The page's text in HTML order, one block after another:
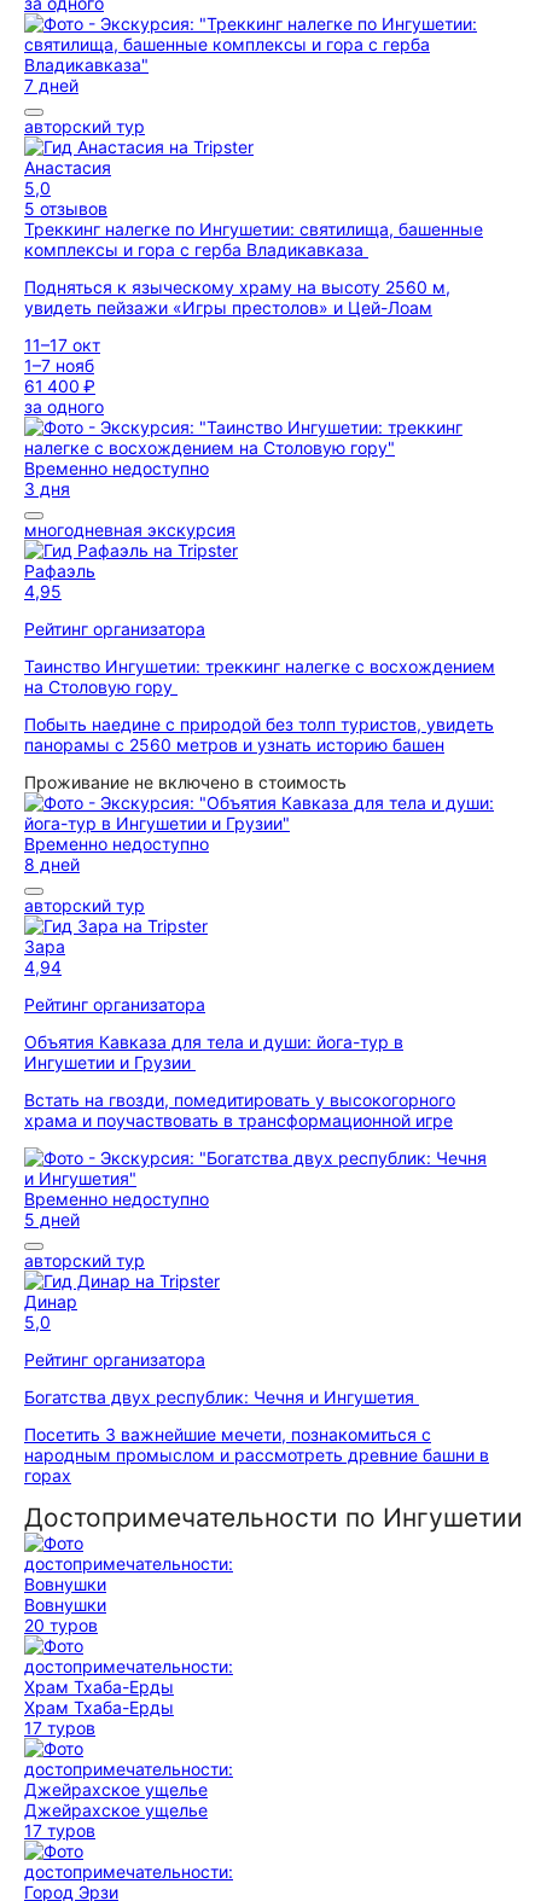
7 дней
авторский тур
Анастасия
5,0
5 отзывов
Треккинг налегке по Ингушетии: святилища, башенные
комплексы и гора с герба Владикавказа
Подняться к языческому храму на высоту 2560 м,
увидеть пейзажи «Игры престолов» и Цей-Лоам
11–17 окт
1–7 нояб
61 400 ₽
за одного
Временно недоступно
3 дня
многодневная экскурсия
Рафаэль
4,95
Рейтинг организатора
Таинство Ингушетии: треккинг налегке с восхождением
на Столовую гору
Побыть наедине с природой без толп туристов, увидеть
панорамы с 2560 метров и узнать историю башен
Проживание не включено в стоимость
Временно недоступно
8 дней
авторский тур
Зара
4,94
Рейтинг организатора
Объятия Кавказа для тела и души: йога-тур в
Ингушетии и Грузии
Встать на гвозди, помедитировать у высокогорного
храма и поучаствовать в трансформационной игре
Временно недоступно
5 дней
авторский тур
Динар
5,0
Рейтинг организатора
Богатства двух республик: Чечня и Ингушетия
Посетить 3 важнейшие мечети, познакомиться с
народным промыслом и рассмотреть древние башни в
горах
Достопримечательности по Ингушетии
Вовнушки
20 туров
Храм Тхаба-Ерды
17 туров
Джейрахское ущелье
17 туров